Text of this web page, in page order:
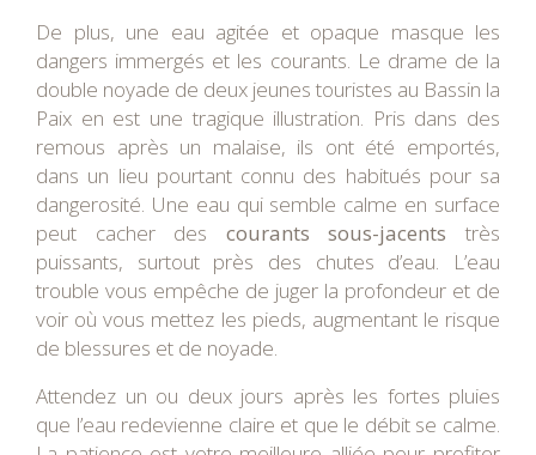
De plus, une eau agitée et opaque masque les
dangers immergés et les courants. Le drame de la
double noyade de deux jeunes touristes au Bassin la
Paix en est une tragique illustration. Pris dans des
remous après un malaise, ils ont été emportés,
dans un lieu pourtant connu des habitués pour sa
dangerosité. Une eau qui semble calme en surface
peut cacher des courants sous-jacents très
puissants, surtout près des chutes d’eau. L’eau
trouble vous empêche de juger la profondeur et de
voir où vous mettez les pieds, augmentant le risque
de blessures et de noyade.
Attendez un ou deux jours après les fortes pluies
que l’eau redevienne claire et que le débit se calme.